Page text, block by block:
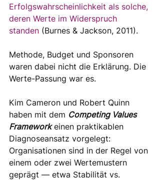
Erfolgswahrscheinlichkeit als solche,
deren Werte im Widerspruch
standen (Burnes & Jackson, 2011).
Methode, Budget und Sponsoren
waren dabei nicht die Erklärung. Die
Werte-Passung war es.
Kim Cameron und Robert Quinn
haben mit dem Competing Values
Framework einen praktikablen
Diagnoseansatz vorgelegt:
Organisationen sind in der Regel von
einem oder zwei Wertemustern
geprägt — etwa Stabilität vs.